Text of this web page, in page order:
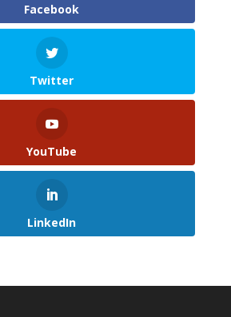
Facebook
Twitter
YouTube
LinkedIn